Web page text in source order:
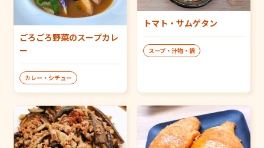
ごろごろ野菜のスープカレ
ー
カレー・シチュー
トマト・サムゲタン
スープ・汁物・鍋